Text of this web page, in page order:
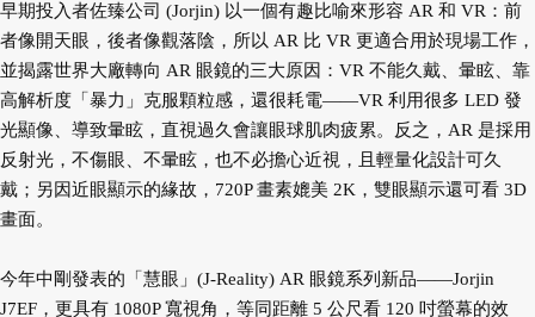
早期投入者佐臻公司 (Jorjin) 以一個有趣比喻來形容 AR 和 VR：前
者像開天眼，後者像觀落陰，所以 AR 比 VR 更適合用於現場工作，
並揭露世界大廠轉向 AR 眼鏡的三大原因：VR 不能久戴、暈眩、靠
高解析度「暴力」克服顆粒感，還很耗電——VR 利用很多 LED 發
光顯像、導致暈眩，直視過久會讓眼球肌肉疲累。反之，AR 是採用
反射光，不傷眼、不暈眩，也不必擔心近視，且輕量化設計可久
戴；另因近眼顯示的緣故，720P 畫素媲美 2K，雙眼顯示還可看 3D
畫面。
今年中剛發表的「慧眼」(J-Reality) AR 眼鏡系列新品——Jorjin
J7EF，更具有 1080P 寬視角，等同距離 5 公尺看 120 吋螢幕的效